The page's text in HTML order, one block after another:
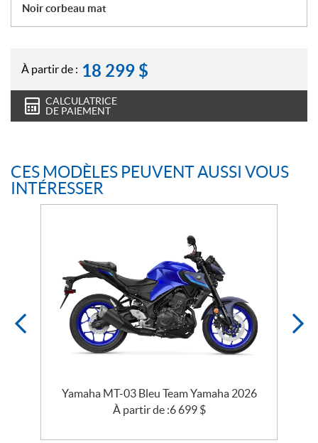
Noir corbeau mat
À partir de : 18 299 $
CALCULATRICE
DE PAIEMENT
CES MODÈLES PEUVENT AUSSI VOUS
INTÉRESSER
Yamaha MT-03 Bleu Team Yamaha 2026
À partir de :6 699 $